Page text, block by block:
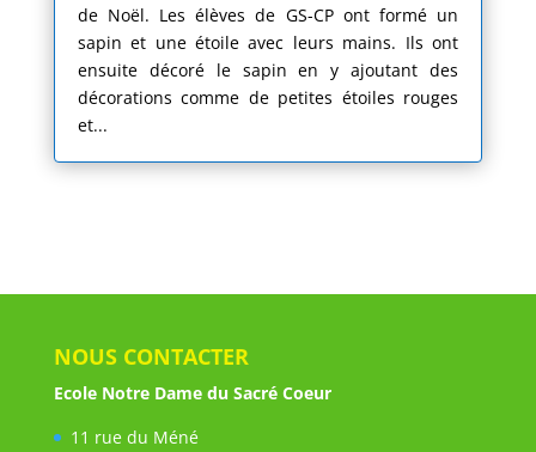
de Noël. Les élèves de GS-CP ont formé un
sapin et une étoile avec leurs mains. Ils ont
ensuite décoré le sapin en y ajoutant des
décorations comme de petites étoiles rouges
et...
NOUS CONTACTER
Ecole Notre Dame du Sacré Coeur
11 rue du Méné